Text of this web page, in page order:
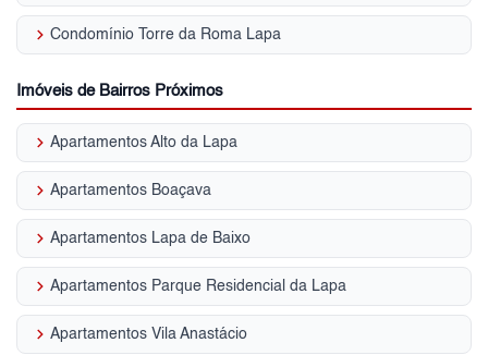
keyboard_arrow_right Condomínio Torre da Roma Lapa
Imóveis de Bairros Próximos
keyboard_arrow_right Apartamentos Alto da Lapa
keyboard_arrow_right Apartamentos Boaçava
keyboard_arrow_right Apartamentos Lapa de Baixo
keyboard_arrow_right Apartamentos Parque Residencial da Lapa
keyboard_arrow_right Apartamentos Vila Anastácio